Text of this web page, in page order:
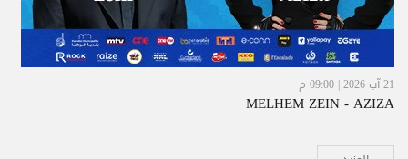
21 آب 2026 | 09:00 م
MELHEM ZEIN - AZIZA